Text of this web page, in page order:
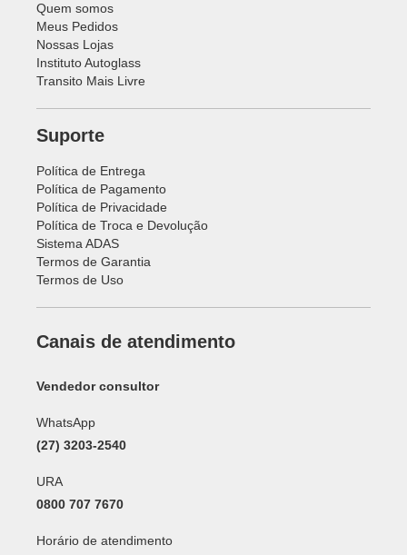
Quem somos
Meus Pedidos
Nossas Lojas
Instituto Autoglass
Transito Mais Livre
Suporte
Política de Entrega
Política de Pagamento
Política de Privacidade
Política de Troca e Devolução
Sistema ADAS
Termos de Garantia
Termos de Uso
Canais de atendimento
Vendedor consultor
WhatsApp
(27) 3203-2540
URA
0800 707 7670
Horário de atendimento